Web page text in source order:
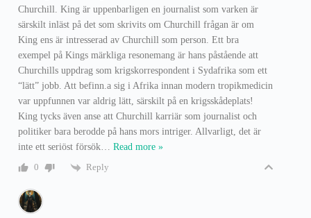
Churchill. King är uppenbarligen en journalist som varken är
särskilt inläst på det som skrivits om Churchill frågan är om
King ens är intresserad av Churchill som person. Ett bra
exempel på Kings märkliga resonemang är hans påstående att
Churchills uppdrag som krigskorrespondent i Sydafrika som ett
“lätt” jobb. Att befinn.a sig i Afrika innan modern tropikmedicin
var uppfunnen var aldrig lätt, särskilt på en krigsskådeplats!
King tycks även anse att Churchill karriär som journalist och
politiker bara berodde på hans mors intriger. Allvarligt, det är
inte ett seriöst försök
Read more »
0
Reply